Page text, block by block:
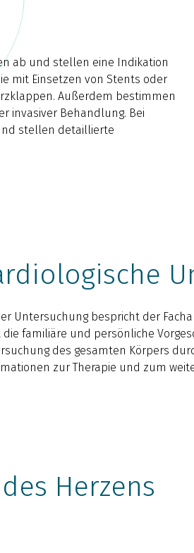
ab und stellen eine Indikation
mit Einsetzen von Stents oder
Außerdem bestimmen
invasiver Behandlung. Bei
stellen detaillierte
Untersuchung bespricht der
die familiäre und persönliche
des gesamten Körpers
zur Therapie und zum
Herzens